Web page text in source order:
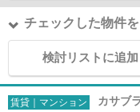
チェックした物件
検討リストに追加
賃貸｜マンション カサブ